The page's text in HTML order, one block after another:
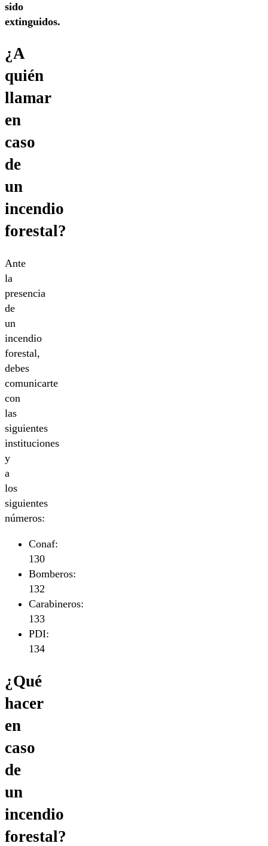
sido
extinguidos.
¿A
quién
llamar
en
caso
de
un
incendio
forestal?
Ante
la
presencia
de
un
incendio
forestal,
debes
comunicarte
con
las
siguientes
instituciones
y
a
los
siguientes
números:
Conaf:
130
Bomberos:
132
Carabineros:
133
PDI:
134
¿Qué
hacer
en
caso
de
un
incendio
forestal?